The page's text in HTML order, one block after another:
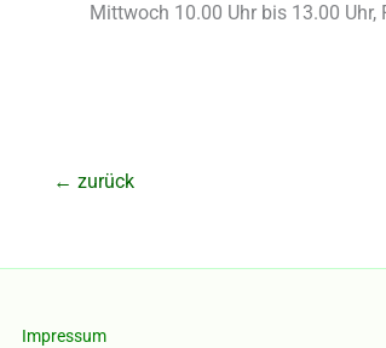
Mittwoch 10.00 Uhr bis 13.00 Uhr,
← zurück
Impressum